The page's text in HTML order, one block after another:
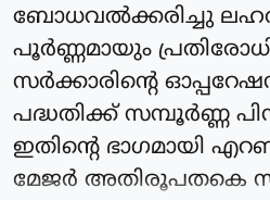
ബോധവൽക്കരിച്ചു
പൂർണ്ണമായും
സർക്കാരിൻ്റെ
പദ്ധതിക്ക് സമ്പൂർണ്ണ
ഇതിൻ്റെ ഭാഗമായി
മേജർ അതിരൂപതകെ